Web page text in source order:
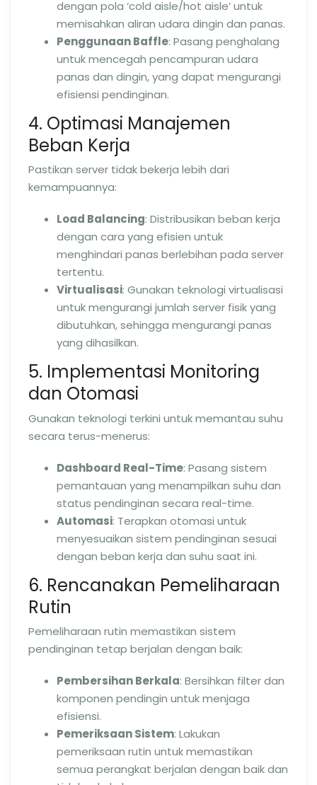
dengan pola ‘cold aisle/hot aisle’ untuk
memisahkan aliran udara dingin dan panas.
Penggunaan Baffle: Pasang penghalang
untuk mencegah pencampuran udara
panas dan dingin, yang dapat mengurangi
efisiensi pendinginan.
4. Optimasi Manajemen
Beban Kerja
Pastikan server tidak bekerja lebih dari
kemampuannya:
Load Balancing: Distribusikan beban kerja
dengan cara yang efisien untuk
menghindari panas berlebihan pada server
tertentu.
Virtualisasi: Gunakan teknologi virtualisasi
untuk mengurangi jumlah server fisik yang
dibutuhkan, sehingga mengurangi panas
yang dihasilkan.
5. Implementasi Monitoring
dan Otomasi
Gunakan teknologi terkini untuk memantau suhu
secara terus-menerus:
Dashboard Real-Time: Pasang sistem
pemantauan yang menampilkan suhu dan
status pendinginan secara real-time.
Automasi: Terapkan otomasi untuk
menyesuaikan sistem pendinginan sesuai
dengan beban kerja dan suhu saat ini.
6. Rencanakan Pemeliharaan
Rutin
Pemeliharaan rutin memastikan sistem
pendinginan tetap berjalan dengan baik:
Pembersihan Berkala: Bersihkan filter dan
komponen pendingin untuk menjaga
efisiensi.
Pemeriksaan Sistem: Lakukan
pemeriksaan rutin untuk memastikan
semua perangkat berjalan dengan baik dan